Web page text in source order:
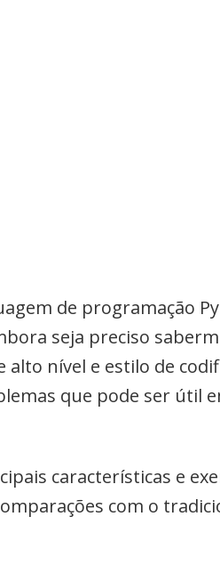
de programação
seja preciso
nível e estilo de
que pode ser útil
características e
com o